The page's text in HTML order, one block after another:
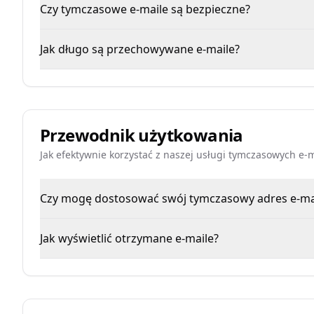
Czy tymczasowe e-maile są bezpieczne?
Jak długo są przechowywane e-maile?
Przewodnik użytkowania
Jak efektywnie korzystać z naszej usługi tymczasowych e-
Czy mogę dostosować swój tymczasowy adres e-
Jak wyświetlić otrzymane e-maile?